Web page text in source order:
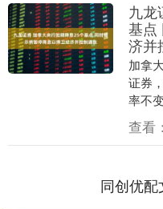
九龙
基点
济并
加拿
证券
率不
下苦
长麦
查看：
同创优